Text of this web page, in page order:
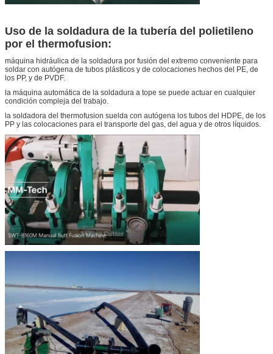
Uso de la soldadura de la tubería del polietileno
por el thermofusion:
máquina hidráulica de la soldadura por fusión del extremo conveniente para
soldar con autógena de tubos plásticos y de colocaciones hechos del PE, de
los PP, y de PVDF.
la máquina automática de la soldadura a tope se puede actuar en cualquier
condición compleja del trabajo.
la soldadora del thermofusion suelda con autógena los tubos del HDPE, de los
PP y las colocaciones para el transporte del gas, del agua y de otros líquidos.